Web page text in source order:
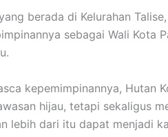
berada di Kelurahan
sebagai Wali Kota
kepemimpinannya, Hutan
hijau, tetapi sekaligus
lebih dari itu dapat menjadi